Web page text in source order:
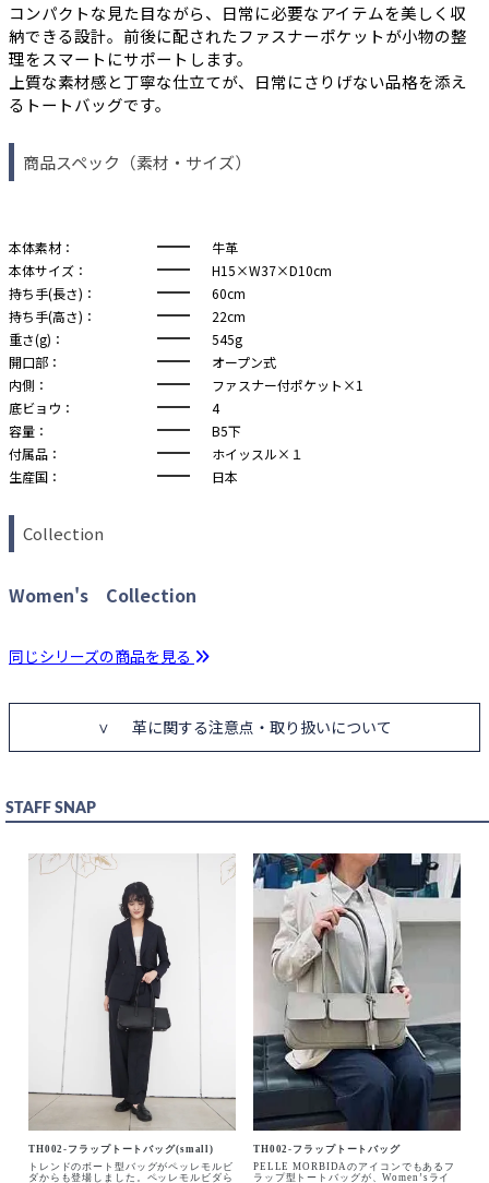
コンパクトな見た目ながら、日常に必要なアイテムを美しく収
納できる設計。前後に配されたファスナーポケットが小物の整
理をスマートにサポートします。
上質な素材感と丁寧な仕立てが、日常にさりげない品格を添え
るトートバッグです。
商品スペック（素材・サイズ）
本体素材：
牛革
本体サイズ：
H15×W37×D10cm
持ち手(長さ)：
60cm
持ち手(高さ)：
22cm
重さ(g)：
545g
開口部：
オープン式
内側：
ファスナー付ポケット×1
底ビョウ：
4
容量：
B5下
付属品：
ホイッスル×１
生産国：
日本
Collection
Women's Collection
同じシリーズの商品を見る
革に関する注意点・取り扱いについて
STAFF SNAP
TH002-フラップトートバッグ(small)
トレンドのボート型バッグがペッレモルビ
ダからも登場しました。ペッレモルビダら
TH002-フラップトートバッグ
PELLE MORBIDAのアイコンでもあるフ
ラップ型トートバッグが、Women’sライ